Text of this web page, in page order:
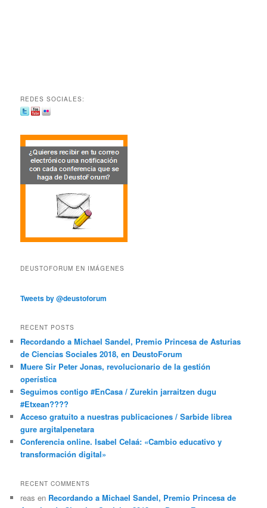
REDES SOCIALES:
DEUSTOFORUM EN IMÁGENES
Tweets by @deustoforum
RECENT POSTS
Recordando a Michael Sandel, Premio Princesa de Asturias
de Ciencias Sociales 2018, en DeustoForum
Muere Sir Peter Jonas, revolucionario de la gestión
operística
Seguimos contigo #EnCasa / Zurekin jarraitzen dugu
#Etxean????
Acceso gratuito a nuestras publicaciones / Sarbide librea
gure argitalpenetara
Conferencia online. Isabel Celaá: «Cambio educativo y
transformación digital»
RECENT COMMENTS
reas en Recordando a Michael Sandel, Premio Princesa de